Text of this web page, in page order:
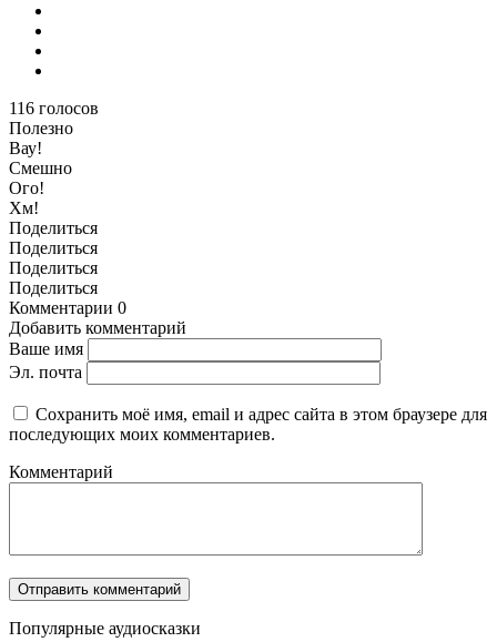
116 голосов
Полезно
Вау!
Смешно
Ого!
Хм!
Поделиться
Поделиться
Поделиться
Поделиться
Комментарии 0
Добавить комментарий
Ваше имя
Эл. почта
Сохранить моё имя, email и адрес сайта в этом браузере для
последующих моих комментариев.
Комментарий
Популярные аудиосказки